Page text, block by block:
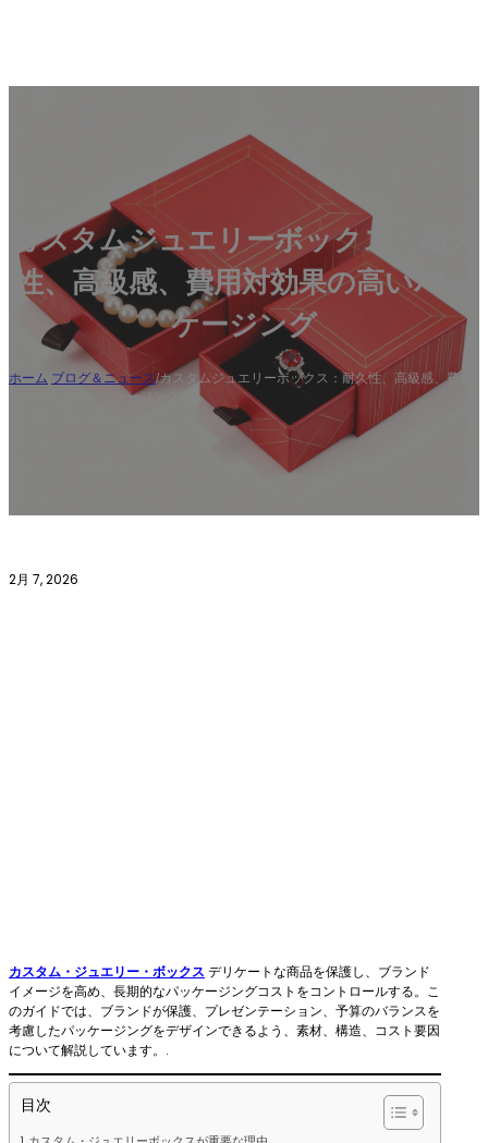
カスタムジュエリーボックス：耐久
性、高級感、費用対効果の高いパッ
ケージング
ホーム ブログ＆ニュース/カスタムジュエリーボックス：耐久性、高級感、費用
対効果の高いパッケージング
2月 7, 2026
カスタム・ジュエリー・ボックス デリケートな商品を保護し、ブランド
イメージを高め、長期的なパッケージングコストをコントロールする。こ
のガイドでは、ブランドが保護、プレゼンテーション、予算のバランスを
考慮したパッケージングをデザインできるよう、素材、構造、コスト要因
について解説しています。.
目次